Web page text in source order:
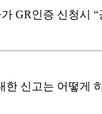
GR인증 신청시
한 신고는 어떻게